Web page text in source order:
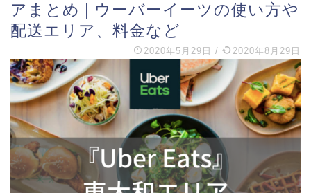
アまとめ | ウーバーイーツの使い方や
配送エリア、料金など
2020年5月29日 / 2020年8月29日